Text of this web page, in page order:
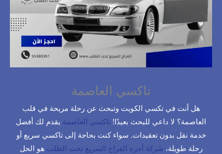
تاكسي العاصمة
هل أنت في تكسي الكويت وتبحث عن رحلة مريحة في قلب
العاصمة؟ لا داعي للبحث بعيدًا! تاكسي العاصمة يقدم لك أفضل
خدمة نقل بدون تعقيدات. سواء كنت بحاجة إلى تاكسي سريع أو
رحلة طويلة، شركة أجرة الفراج السريع تحت الطلب هو الحل